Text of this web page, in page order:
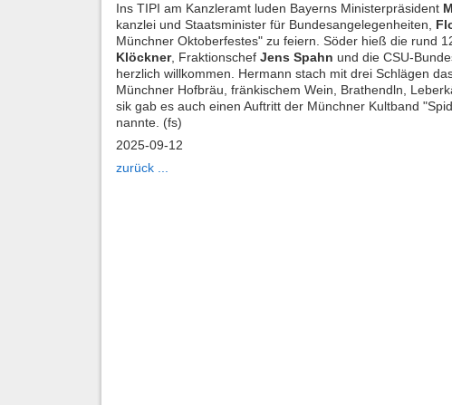
Ins TIPI am Kanz­ler­amt luden Bay­erns Mi­nis­ter­prä­si­dent
kanz­lei und Staats­mi­nis­ter für Bun­des­an­ge­le­gen­hei­ten,
Münch­ner Ok­to­ber­fes­tes" zu fei­ern. Söder hieß die rund
Klöck­ner, Frak­ti­ons­chef Jens Spahn und die CSU-
herz­lich will­kom­men. Her­mann stach mit drei Schlä­gen
Münch­ner Hof­bräu, frän­ki­schem Wein, Bra­thendln,
sik gab es auch einen Auf­tritt der Münch­ner Kult­band
nann­te. (fs)
2025-09-12
zu­rück ...